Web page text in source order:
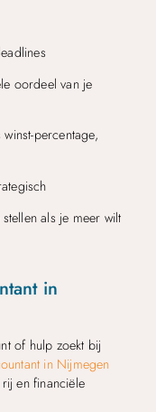
oordeel van je
percentage,
als je meer wilt
in
of hulp zoekt bij
in Nijmegen
en financiële